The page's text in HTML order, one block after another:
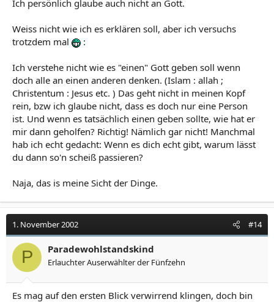
Ich persönlich glaube auch nicht an Gott.
Weiss nicht wie ich es erklären soll, aber ich versuchs
trotzdem mal
:
Ich verstehe nicht wie es "einen" Gott geben soll wenn
doch alle an einen anderen denken. (Islam : allah ;
Christentum : Jesus etc. ) Das geht nicht in meinen Kopf
rein, bzw ich glaube nicht, dass es doch nur eine Person
ist. Und wenn es tatsächlich einen geben sollte, wie hat er
mir dann geholfen? Richtig! Nämlich gar nicht! Manchmal
hab ich echt gedacht: Wenn es dich echt gibt, warum lässt
du dann so'n scheiß passieren?
Naja, das is meine Sicht der Dinge.
1. November 2002 #14
P Paradewohlstandskind
Erlauchter Auserwählter der Fünfzehn
Es mag auf den ersten Blick verwirrend klingen, doch bin